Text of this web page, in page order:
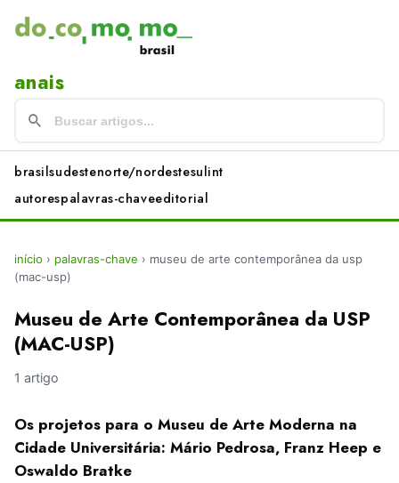
anais
brasilsudestenorte/nordestesulint
autorespalavras-chaveeditorial
início › palavras-chave › museu de arte contemporânea da usp
(mac-usp)
Museu de Arte Contemporânea da USP
(MAC-USP)
1 artigo
Os projetos para o Museu de Arte Moderna na
Cidade Universitária: Mário Pedrosa, Franz Heep e
Oswaldo Bratke